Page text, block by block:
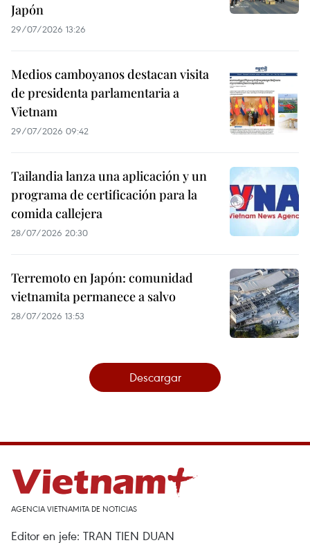
Japón
29/07/2026 13:26
Medios camboyanos destacan visita
de presidenta parlamentaria a
Vietnam
29/07/2026 09:42
Tailandia lanza una aplicación y un
programa de certificación para la
comida callejera
28/07/2026 20:30
Terremoto en Japón: comunidad
vietnamita permanece a salvo
28/07/2026 13:53
Descargar
AGENCIA VIETNAMITA DE NOTICIAS
Editor en jefe: TRAN TIEN DUAN